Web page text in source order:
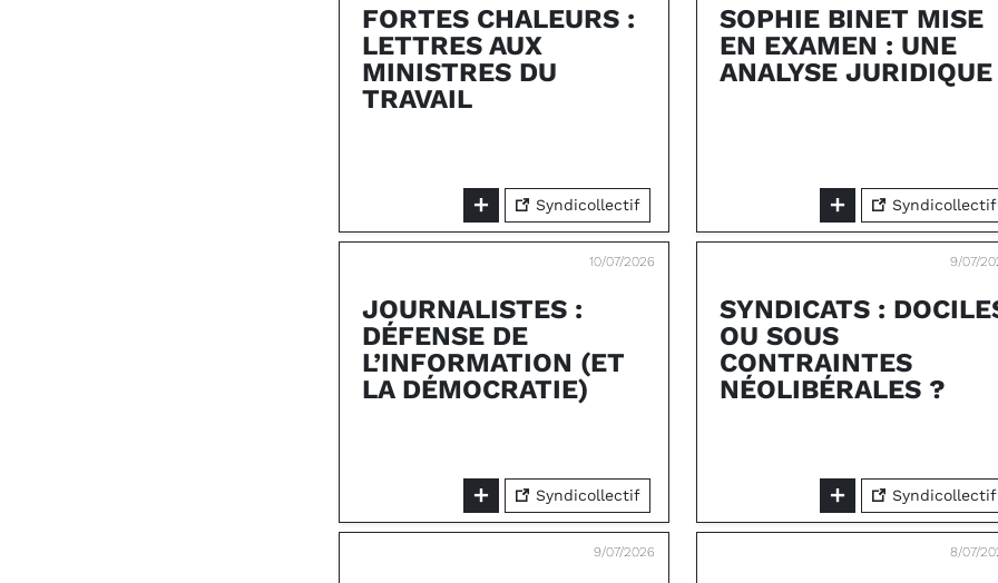
FORTES CHALEURS :
LETTRES AUX
MINISTRES DU
TRAVAIL
Syndicollectif
SOPHIE BINET MISE
EN EXAMEN : UNE
ANALYSE JURIDIQUE
Syndicollectif
10/07/2026
JOURNALISTES :
DÉFENSE DE
L’INFORMATION (ET
LA DÉMOCRATIE)
Syndicollectif
9/07/
SYNDICATS :
OU SOUS
CONTRAINTES
NÉOLIBÉRALES ?
Syndicollectif
9/07/2026 8/07/